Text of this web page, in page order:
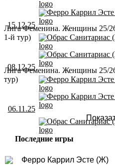
15.12.25
Ферро Каррил
Обрас Санитариас
Лига Феменина. Женщины 25/
1-й тур)
08.12.25
Обрас Санитариас
Ферро Каррил
Лига Феменина. Женщины 25/
тур)
06.11.25
Ферро Каррил
Обрас Санитариас
Последние игры
Ферро Каррил Эсте (Ж)